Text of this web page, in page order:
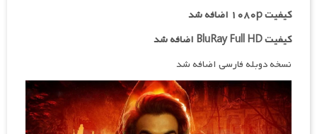
کیفیت ۱۰۸۰p اضافه شد
کیفیت BluRay Full HD اضافه شد
نسخه دوبله فارسی اضافه شد